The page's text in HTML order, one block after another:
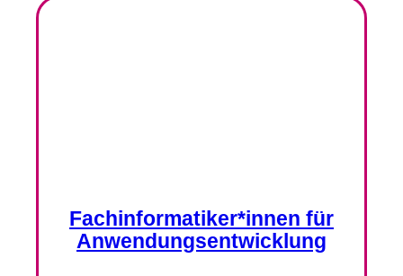
Fachinformatiker*innen für
Anwendungsentwicklung